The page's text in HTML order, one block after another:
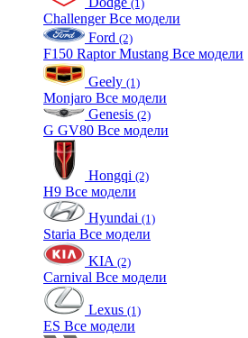
(1)
ChallengerВсе модели
Ford (2)
F150 RaptorMustang Все модели
Geely (1)
Monjaro Все модели
Genesis (2)
G GV80 Все модели
Hongqi (2)
H9 Все модели
Hyundai (1)
Staria Все модели
KIA (2)
Carnival Все модели
Lexus (1)
ES Все модели